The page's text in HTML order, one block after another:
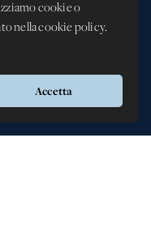
cookie o
nella cookie policy.
Accetta